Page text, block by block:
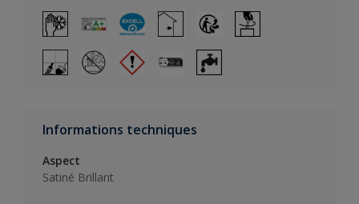
Informations techniques
Aspect
Satiné Brillant